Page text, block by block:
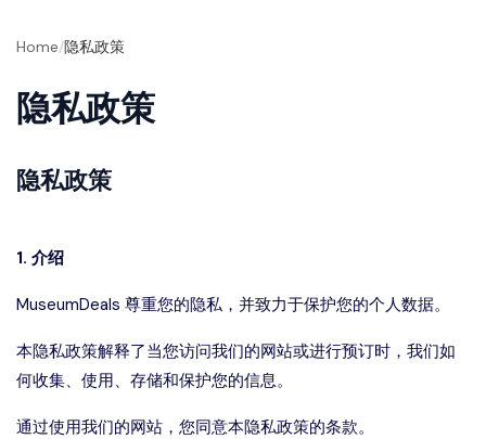
Home/隐私政策
隐私政策
隐私政策
1. 介绍
MuseumDeals 尊重您的隐私，并致力于保护您的个人数据。
本隐私政策解释了当您访问我们的网站或进行预订时，我们如
何收集、使用、存储和保护您的信息。
通过使用我们的网站，您同意本隐私政策的条款。